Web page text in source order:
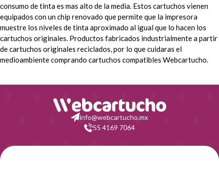
HP Deskjet 2540 HP Deskjet 2547
HP Deskjet 3050 HP Deskjet 3050 A
HP Deskjet 3050 SE HP Deskjet 3050 VE
HP Envy 4504 HP Envy 4505
consumo de tinta es mas alto de la media. Estos cartuchos vienen
equipados con un chip renovado que permite que la impresora
muestre los niveles de tinta aproximado al igual que lo hacen los
cartuchos originales. Productos fabricados industrialmente a partir
de cartuchos originales reciclados, por lo que cuidaras el
medioambiente comprando cartuchos compatibles Webcartucho.
info@webcartucho.mx
55 4169 7064